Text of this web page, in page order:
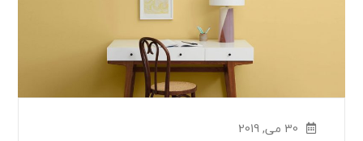
30 می, 2019